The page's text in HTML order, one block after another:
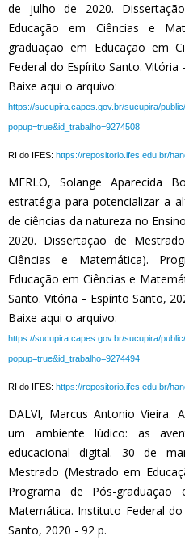
de julho de 2020.
Educação em Ciências e
graduação em Educação em
Federal do Espírito Santo. Vitória
Baixe aqui o arquivo:
https://sucupira.capes.gov.br/sucupira/
popup=true&id_trabalho=9274508
RI do IFES: https://repositorio.ifes.edu.br/
MERLO, Solange Aparecida
estratégia para potencializar a
de ciências da natureza no
2020. Dissertação de
Ciências e Matemática).
Educação em Ciências e
Santo. Vitória – Espírito Santo,
Baixe aqui o arquivo:
https://sucupira.capes.gov.br/sucupira/
popup=true&id_trabalho=9274494
RI do IFES: https://repositorio.ifes.edu.br/
DALVI, Marcus Antonio Vieira.
um ambiente lúdico: as
educacional digital. 30 de
Mestrado (Mestrado em
Programa de Pós-
Matemática. Instituto Federal
Santo, 2020 - 92 p.